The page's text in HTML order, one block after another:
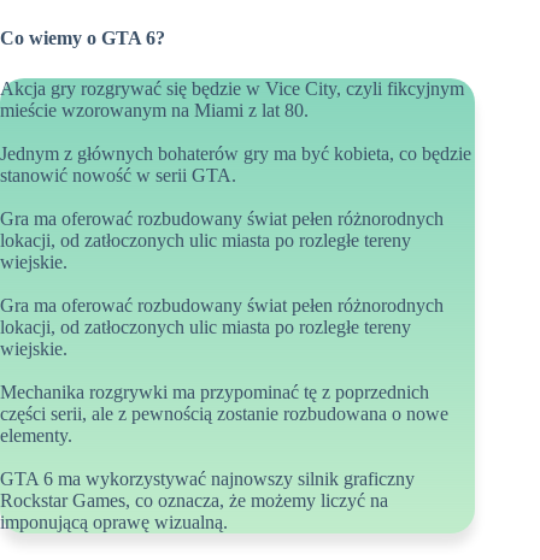
Co wiemy o GTA 6?
Akcja gry rozgrywać się będzie w Vice City, czyli fikcyjnym
mieście wzorowanym na Miami z lat 80.
Jednym z głównych bohaterów gry ma być kobieta, co będzie
stanowić nowość w serii GTA.
Gra ma oferować rozbudowany świat pełen różnorodnych
lokacji, od zatłoczonych ulic miasta po rozległe tereny
wiejskie.
Gra ma oferować rozbudowany świat pełen różnorodnych
lokacji, od zatłoczonych ulic miasta po rozległe tereny
wiejskie.
Mechanika rozgrywki ma przypominać tę z poprzednich
części serii, ale z pewnością zostanie rozbudowana o nowe
elementy.
GTA 6 ma wykorzystywać najnowszy silnik graficzny
Rockstar Games, co oznacza, że możemy liczyć na
imponującą oprawę wizualną.